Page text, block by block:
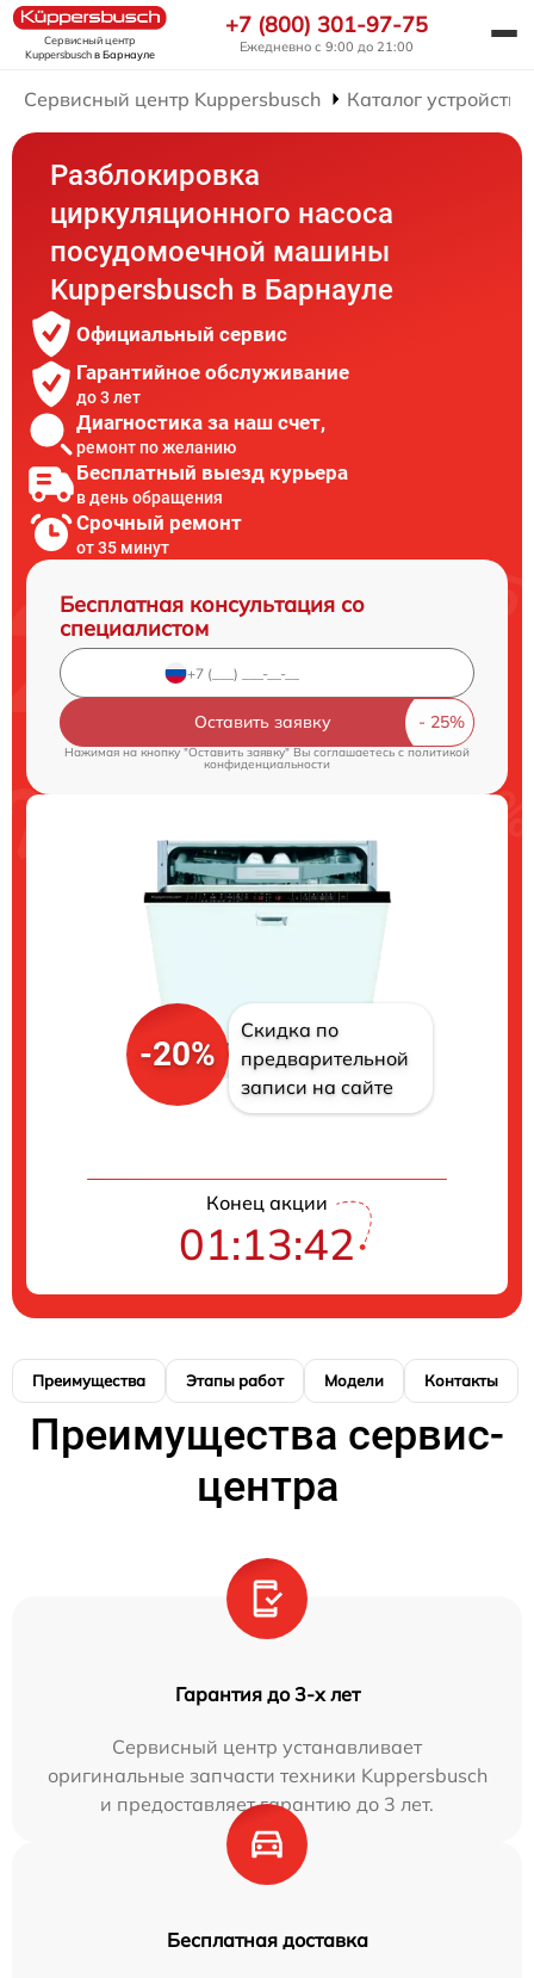
Сервисный центр
Kuppersbuschв Барнауле
+7 (800) 301-97-75
Ежедневно с 9:00 до 21:00
Сервисный центр Kuppersbusch Каталог устройств
Разблокировка
циркуляционного насоса
посудомоечной машины
Kuppersbusch в Барнауле
Официальный сервис
Гарантийное обслуживание
до 3 лет
Диагностика за наш счет,
ремонт по желанию
Бесплатный выезд курьера
в день обращения
Срочный ремонт
от 35 минут
Бесплатная консультация со
специалистом
Оставить заявку
Нажимая на кнопку "Оставить заявку" Вы соглашаетесь c политикой
конфиденциальности
-20%
Скидка по
предварительной
записи на сайте
Конец акции
01:13:41
Преимущества Этапы работ Модели Контакты
Преимущества сервис-
центра
Гарантия до 3-х лет
Сервисный центр устанавливает
оригинальные запчасти техники Kuppersbusch
и предоставляет гарантию до 3 лет.
Бесплатная доставка